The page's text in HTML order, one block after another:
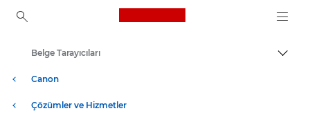
Canon Logo, back to
İçerik
Canon
Çözümler ve Hizmetler
Belge Tarayıcıları